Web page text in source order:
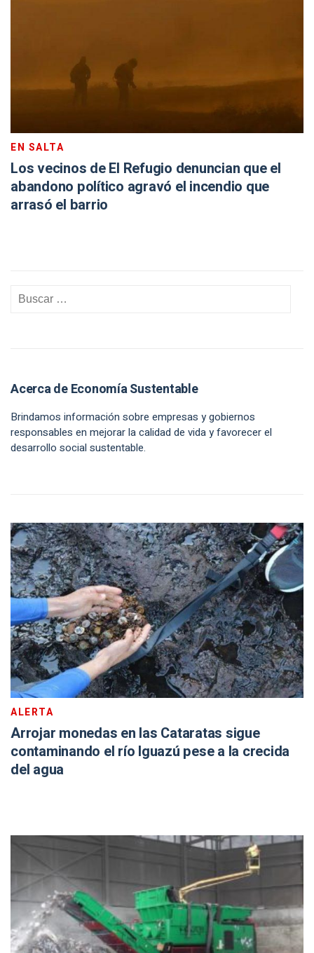
EN SALTA
Los vecinos de El Refugio denuncian que el
abandono político agravó el incendio que
arrasó el barrio
Acerca de Economía Sustentable
Brindamos información sobre empresas y gobiernos
responsables en mejorar la calidad de vida y favorecer el
desarrollo social sustentable.
ALERTA
Arrojar monedas en las Cataratas sigue
contaminando el río Iguazú pese a la crecida
del agua